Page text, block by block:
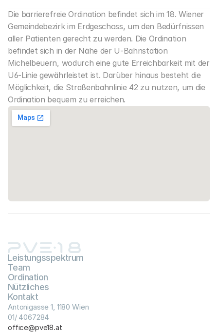
Die barrierefreie Ordination befindet sich im 18. Wiener
Gemeindebezirk im Erdgeschoss, um den Bedürfnissen
aller Patienten gerecht zu werden. Die Ordination
befindet sich in der Nähe der U-Bahnstation
Michelbeuern, wodurch eine gute Erreichbarkeit mit der
U6-Linie gewährleistet ist. Darüber hinaus besteht die
Möglichkeit, die Straßenbahnlinie 42 zu nutzen, um die
Ordination bequem zu erreichen.
Leistungsspektrum
Team
Ordination
Nützliches
Kontakt
Antonigasse 1, 1180 Wien
01/ 4067284
office@pve18.at